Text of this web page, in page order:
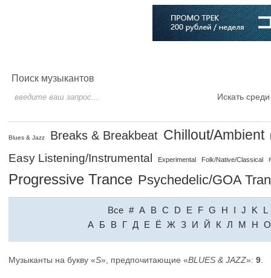
Поиск музыкантов
Искать
Blues & Jazz Breaks & Breakbeat Chillout/Ambient
Easy Listening/Instrumental Experimental Folk/Native/Classical
Progressive Trance Psychedelic/GOA
Все # A B C D E F G H I J K
L
A Б В Г Д Е Ё Ж З И Й К Л М Н О
Музыканты на букву «S», предпочитающие «BLUES & JAZZ»: 9